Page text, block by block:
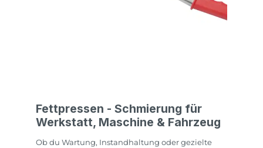
Fettpressen - Schmierung für
Werkstatt, Maschine & Fahrzeug
Ob du Wartung, Instandhaltung oder gezielte